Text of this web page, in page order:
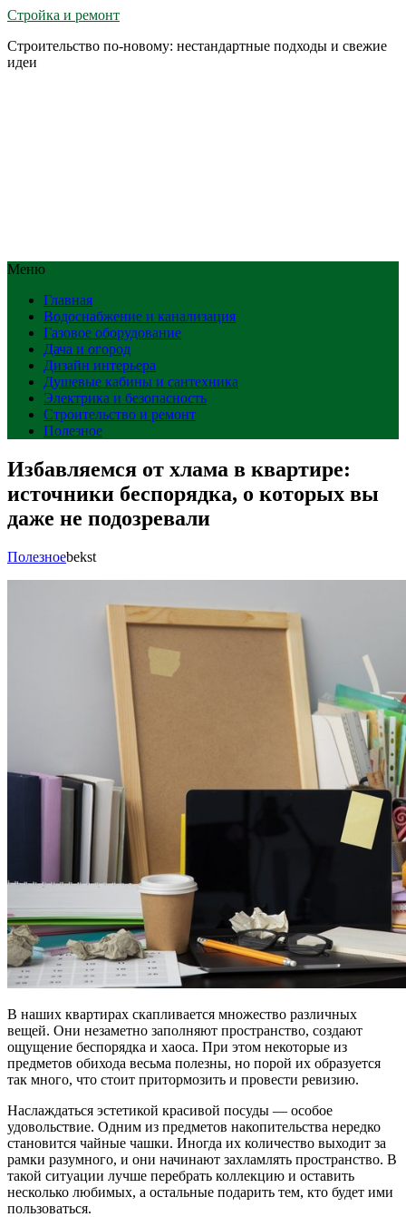
Стройка и ремонт
Строительство по-новому: нестандартные подходы и свежие
идеи
Меню
Главная
Водоснабжение и канализация
Газовое оборудование
Дача и огород
Дизайн интерьера
Душевые кабины и сантехника
Электрика и безопасность
Строительство и ремонт
Полезное
Избавляемся от хлама в квартире:
источники беспорядка, о которых вы
даже не подозревали
Полезноеbekst
В наших квартирах скапливается множество различных
вещей. Они незаметно заполняют пространство, создают
ощущение беспорядка и хаоса. При этом некоторые из
предметов обихода весьма полезны, но порой их образуется
так много, что стоит притормозить и провести ревизию.
Наслаждаться эстетикой красивой посуды — особое
удовольствие. Одним из предметов накопительства нередко
становится чайные чашки. Иногда их количество выходит за
рамки разумного, и они начинают захламлять пространство. В
такой ситуации лучше перебрать коллекцию и оставить
несколько любимых, а остальные подарить тем, кто будет ими
пользоваться.